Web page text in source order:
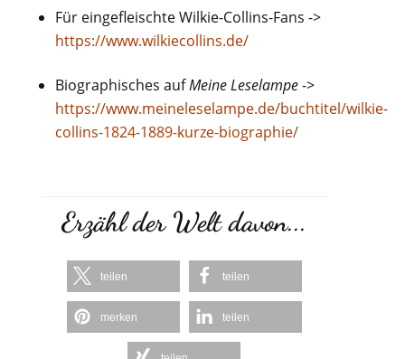
Für eingefleischte Wilkie-Collins-Fans ->
https://www.wilkiecollins.de/
Biographisches aufMeine Leselampe->
https://www.meineleselampe.de/buchtitel/wilkie-
collins-1824-1889-kurze-biographie/
Erzähl der Welt davon...
teilen teilen
merken teilen